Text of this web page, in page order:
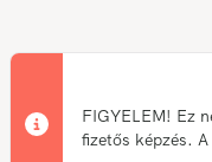
FIGYELEM! Ez
fizetős képzés.